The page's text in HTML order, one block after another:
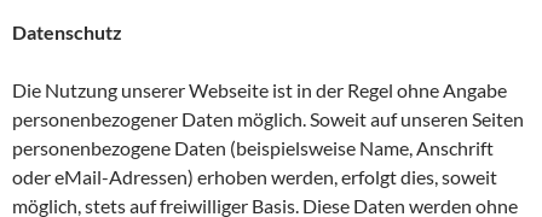
Datenschutz
Die Nutzung unserer Webseite ist in der Regel ohne Angabe
personenbezogener Daten möglich. Soweit auf unseren Seiten
personenbezogene Daten (beispielsweise Name, Anschrift
oder eMail-Adressen) erhoben werden, erfolgt dies, soweit
möglich, stets auf freiwilliger Basis. Diese Daten werden ohne